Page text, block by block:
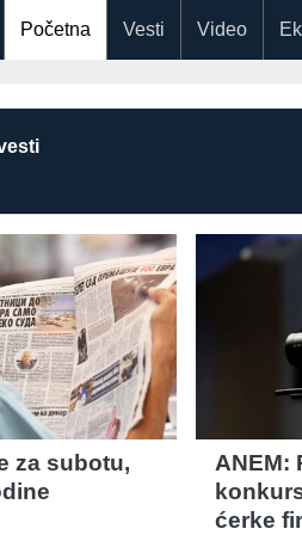
Početna Vesti Video
za subotu,
ANEM:
ćerke